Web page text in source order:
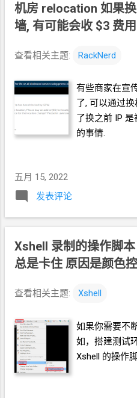
机房 relocation 如果
墙, 有可能会收 $3 费用
查看相关主题: RackNerd
有些商家在宣
了, 可以通过
了换之前 IP 是
的事情.
五月 15, 2022
发表评论
Xshell 录制的操作脚本
总是卡住 原因是颜色
查看相关主题: Xshell
如果你需要不
如，搭建测试
Xshell 的操作